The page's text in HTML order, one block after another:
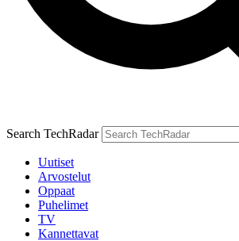
Search TechRadar
Uutiset
Arvostelut
Oppaat
Puhelimet
TV
Kannettavat